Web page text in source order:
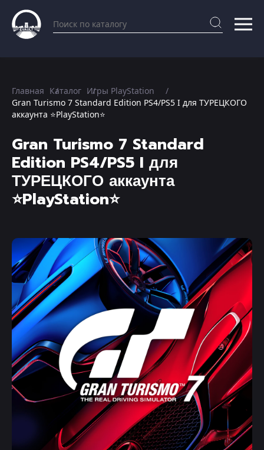
Главная Каталог Игры PlayStation
Gran Turismo 7 Standard Edition PS4/PS5 I для ТУРЕЦКОГО
аккаунта ⭐PlayStation⭐
Gran Turismo 7 Standard
Edition PS4/PS5 I для
ТУРЕЦКОГО аккаунта
⭐PlayStation⭐